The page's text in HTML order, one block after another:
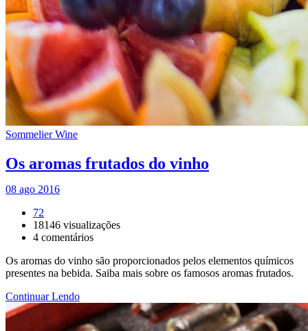
Sommelier Wine
Os aromas frutados do vinho
08 ago 2016
72
18146 visualizações
4 comentários
Os aromas do vinho são proporcionados pelos elementos químicos
presentes na bebida. Saiba mais sobre os famosos aromas frutados.
Continuar Lendo